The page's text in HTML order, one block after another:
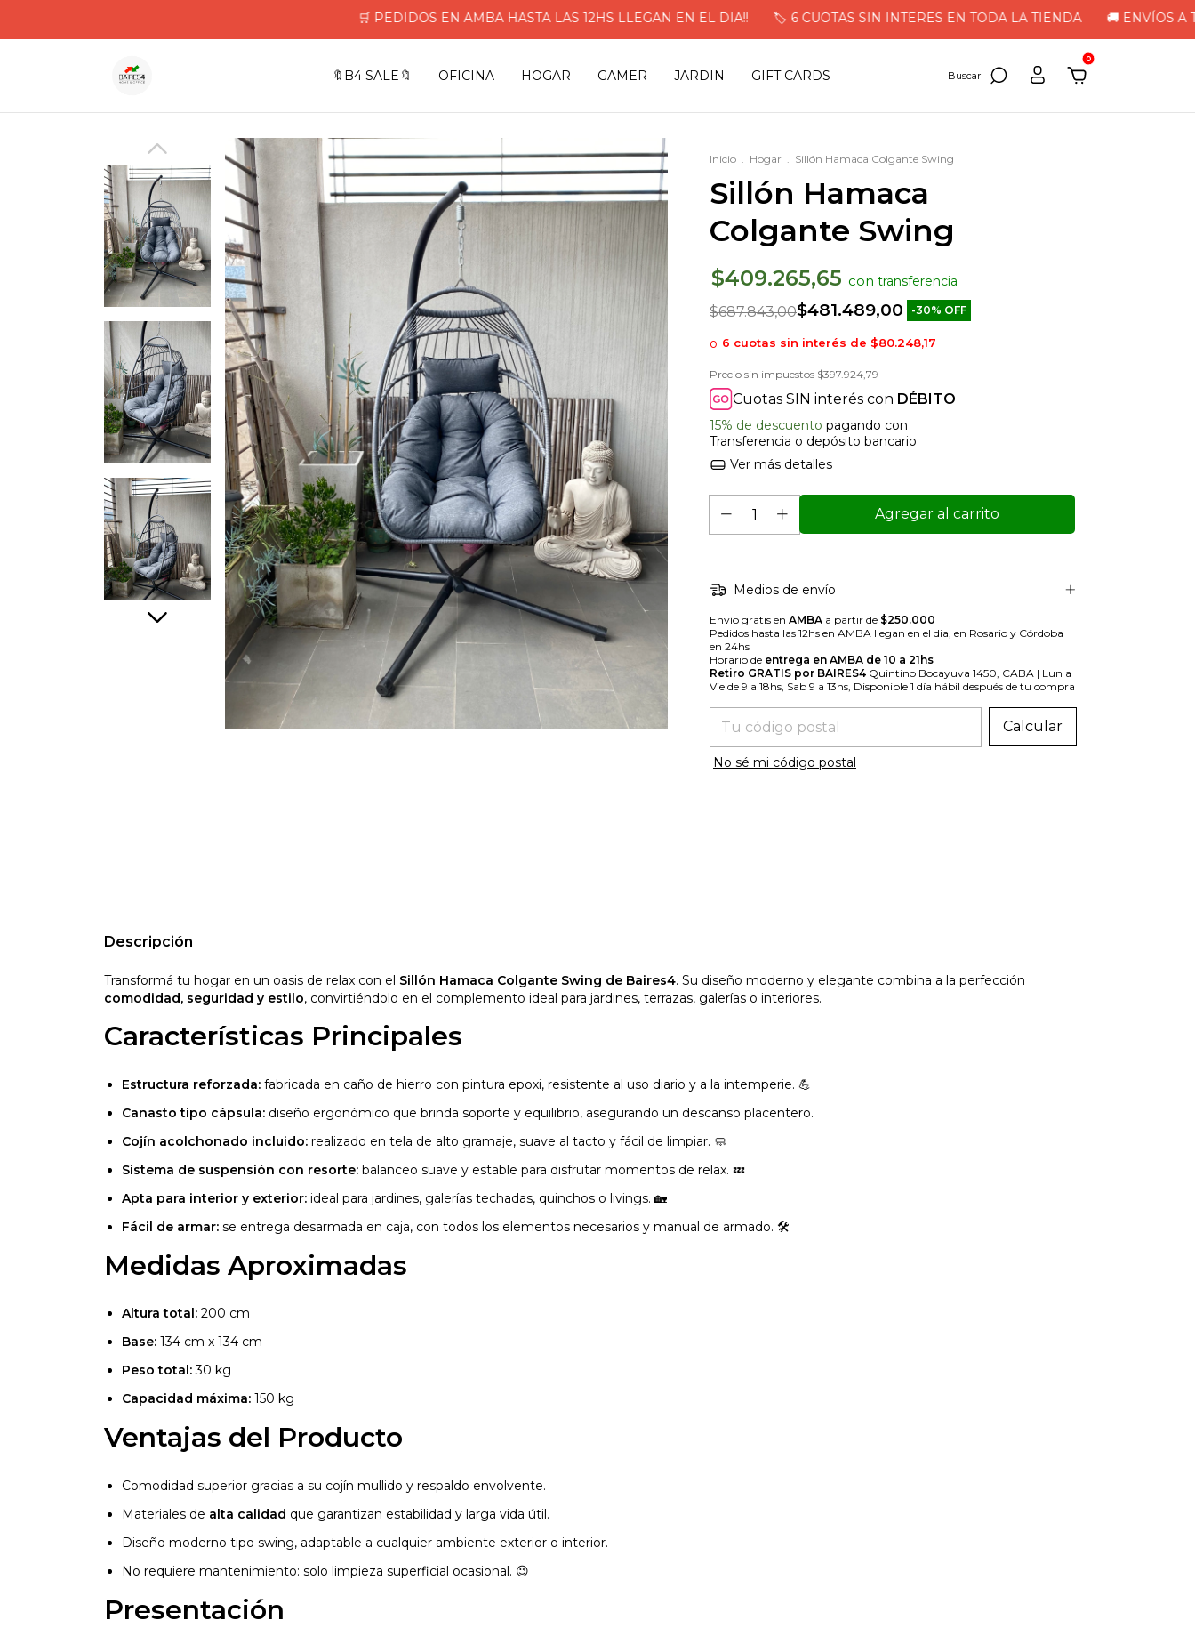
🛒 PEDIDOS EN AMBA HASTA LAS 12HS LLEGAN EN EL DIA!! 🏷️ 6 CUOTAS SIN INTERES EN TODA LA TIENDA 🚚 ENVÍOS A TODO
🔖B4 SALE🔖 OFICINA HOGAR GAMER JARDIN GIFT CARDS
0
Inicio . Hogar . Sillón Hamaca Colgante Swing
Sillón Hamaca
Colgante Swing
$409.265,65 con
$687.843,00$481.489,00 -30% OFF
Cuotas SIN interés con DÉBITO
Precio sin impuestos $397.924,79
6 cuotas sin interés de $80.248,17
15% de descuento pagando con
Transferencia o depósito bancario
Ver más detalles
Medios de envío
Envío gratis en AMBA a partir de $250.000
Pedidos hasta las 12hs en AMBA llegan en el dia, en Rosario y Córdoba
en 24hs
Horario de entrega en AMBA de 10 a 21hs
Retiro GRATIS por BAIRES4 Quintino Bocayuva 1450, CABA | Lun a
Vie de 9 a 18hs, Sab 9 a 13hs, Disponible 1 día hábil después de tu compra
Entregas para el CP:
Calcular
No sé mi código postal
Descripción
Transformá tu hogar en un oasis de relax con el Sillón Hamaca Colgante Swing de Baires4. Su diseño moderno y elegante combina a la perfección
comodidad, seguridad y estilo, convirtiéndolo en el complemento ideal para jardines, terrazas, galerías o interiores.
Características Principales
Estructura reforzada: fabricada en caño de hierro con pintura epoxi, resistente al uso diario y a la intemperie. 💪
Canasto tipo cápsula: diseño ergonómico que brinda soporte y equilibrio, asegurando un descanso placentero.
Cojín acolchonado incluido: realizado en tela de alto gramaje, suave al tacto y fácil de limpiar. 🧼
Sistema de suspensión con resorte: balanceo suave y estable para disfrutar momentos de relax. 💤
Apta para interior y exterior: ideal para jardines, galerías techadas, quinchos o livings. 🏡
Fácil de armar: se entrega desarmada en caja, con todos los elementos necesarios y manual de armado. 🛠️
Medidas Aproximadas
Altura total: 200 cm
Base: 134 cm x 134 cm
Peso total:30 kg
Capacidad máxima: 150 kg
Ventajas del Producto
Comodidad superior gracias a su cojín mullido y respaldo envolvente.
Materiales de alta calidad que garantizan estabilidad y larga vida útil.
Diseño moderno tipo swing, adaptable a cualquier ambiente exterior o interior.
No requiere mantenimiento: solo limpieza superficial ocasional. 😉
Presentación